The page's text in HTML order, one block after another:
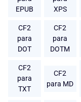
EPUB
XPS
CF2
para
DOT
CF2
para
DOTM
CF2
para
TXT
CF2
para MD